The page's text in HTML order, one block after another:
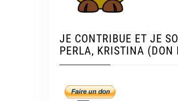
JE CONTRIBUE ET JE
PERLA, KRISTINA (DON